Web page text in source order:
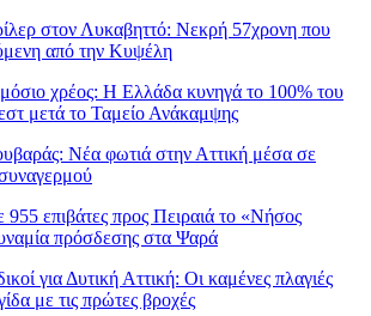
στον Λυκαβηττό: Νεκρή 57χρονη που
από την Κυψέλη
χρέος: Η Ελλάδα κυνηγά το 100% του
μετά το Ταμείο Ανάκαμψης
Νέα φωτιά στην Αττική μέσα σε
επιβάτες προς Πειραιά το «Νήσος
πρόσδεσης στα Ψαρά
για Δυτική Αττική: Οι καμένες πλαγιές
με τις πρώτες βροχές